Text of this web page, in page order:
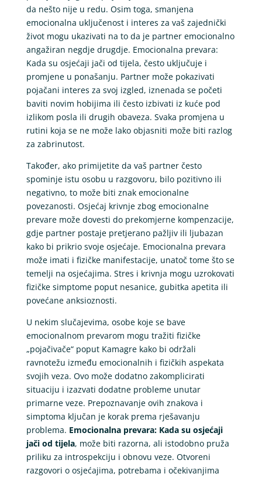
da nešto nije u redu. Osim toga, smanjena
emocionalna uključenost i interes za vaš zajednički
život mogu ukazivati na to da je partner emocionalno
angažiran negdje drugdje. Emocionalna prevara:
Kada su osjećaji jači od tijela, često uključuje i
promjene u ponašanju. Partner može pokazivati
pojačani interes za svoj izgled, iznenada se početi
baviti novim hobijima ili često izbivati iz kuće pod
izlikom posla ili drugih obaveza. Svaka promjena u
rutini koja se ne može lako objasniti može biti razlog
za zabrinutost.
Također, ako primijetite da vaš partner često
spominje istu osobu u razgovoru, bilo pozitivno ili
negativno, to može biti znak emocionalne
povezanosti. Osjećaj krivnje zbog emocionalne
prevare može dovesti do prekomjerne kompenzacije,
gdje partner postaje pretjerano pažljiv ili ljubazan
kako bi prikrio svoje osjećaje. Emocionalna prevara
može imati i fizičke manifestacije, unatoč tome što se
temelji na osjećajima. Stres i krivnja mogu uzrokovati
fizičke simptome poput nesanice, gubitka apetita ili
povećane anksioznosti.
U nekim slučajevima, osobe koje se bave
emocionalnom prevarom mogu tražiti fizičke
„pojačivače“ poput Kamagre kako bi održali
ravnotežu između emocionalnih i fizičkih aspekata
svojih veza. Ovo može dodatno zakomplicirati
situaciju i izazvati dodatne probleme unutar
primarne veze. Prepoznavanje ovih znakova i
simptoma ključan je korak prema rješavanju
problema. Emocionalna prevara: Kada su osjećaji
jači od tijela, može biti razorna, ali istodobno pruža
priliku za introspekciju i obnovu veze. Otvoreni
razgovori o osjećajima, potrebama i očekivanjima